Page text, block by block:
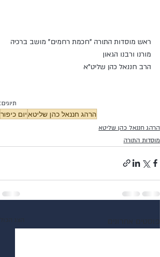
ראש מוסדות התורה "חכמת רחמים" מושב ברכיה
מורנו ורבנו הגאון
הרב חננאל כהן שליט"א
תיוגים:
הרהג חננאל כהן שליטאיום כיפור
הרהג חננאל כהן שליטא
מוסדות התורה